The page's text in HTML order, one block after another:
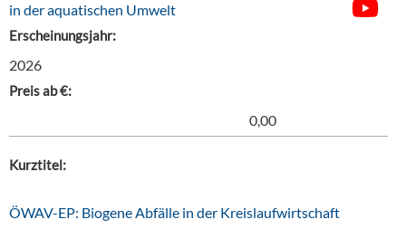
in der aquatischen Umwelt
Erscheinungsjahr:
2026
Preis ab €:
0,00
Kurztitel:
ÖWAV-EP: Biogene Abfälle in der Kreislaufwirtschaft